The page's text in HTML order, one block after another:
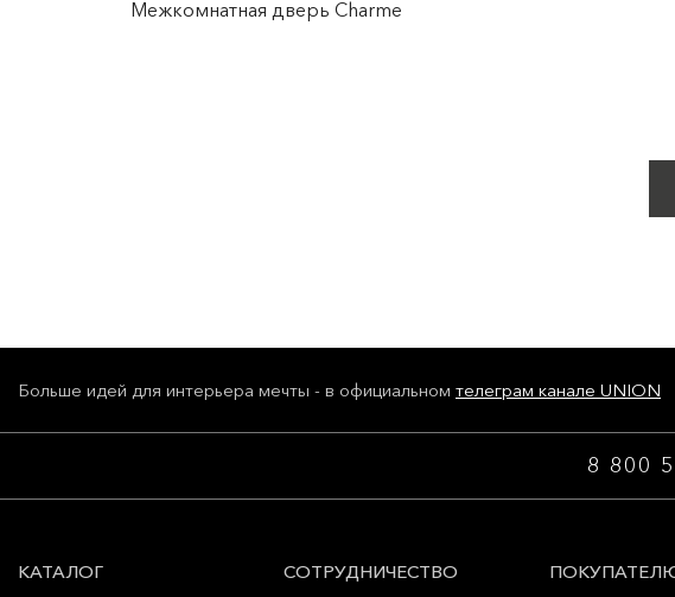
Межкомнатная дверь Charme
Больше идей для интерьера мечты - в официальном телеграм канале UNION
8 800
КАТАЛОГ
СОТРУДНИЧЕСТВО